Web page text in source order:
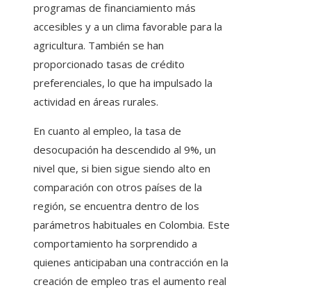
programas de financiamiento más
accesibles y a un clima favorable para la
agricultura. También se han
proporcionado tasas de crédito
preferenciales, lo que ha impulsado la
actividad en áreas rurales.
En cuanto al empleo, la tasa de
desocupación ha descendido al 9%, un
nivel que, si bien sigue siendo alto en
comparación con otros países de la
región, se encuentra dentro de los
parámetros habituales en Colombia. Este
comportamiento ha sorprendido a
quienes anticipaban una contracción en la
creación de empleo tras el aumento real